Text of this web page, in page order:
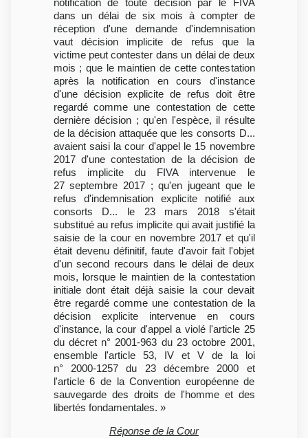
notification de toute décision par le FIVA
dans un délai de six mois à compter de
réception d'une demande d'indemnisation
vaut décision implicite de refus que la
victime peut contester dans un délai de deux
mois ; que le maintien de cette contestation
après la notification en cours d'instance
d'une décision explicite de refus doit être
regardé comme une contestation de cette
dernière décision ; qu'en l'espèce, il résulte
de la décision attaquée que les consorts D...
avaient saisi la cour d'appel le 15 novembre
2017 d'une contestation de la décision de
refus implicite du FIVA intervenue le
27 septembre 2017 ; qu'en jugeant que le
refus d'indemnisation explicite notifié aux
consorts D... le 23 mars 2018 s'était
substitué au refus implicite qui avait justifié la
saisie de la cour en novembre 2017 et qu'il
était devenu définitif, faute d'avoir fait l'objet
d'un second recours dans le délai de deux
mois, lorsque le maintien de la contestation
initiale dont était déjà saisie la cour devait
être regardé comme une contestation de la
décision explicite intervenue en cours
d'instance, la cour d'appel a violé l'article 25
du décret n° 2001-963 du 23 octobre 2001,
ensemble l'article 53, IV et V de la loi
n° 2000-1257 du 23 décembre 2000 et
l'article 6 de la Convention européenne de
sauvegarde des droits de l'homme et des
libertés fondamentales. »
Réponse de la Cour